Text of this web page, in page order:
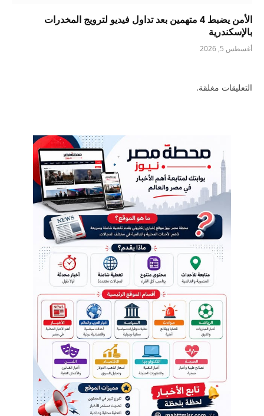
الأمن يضبط 4 متهمين بعد تداول فيديو لترويج المخدرات
بالإسكندرية
أغسطس 5, 2026
التعليقات مغلقة.